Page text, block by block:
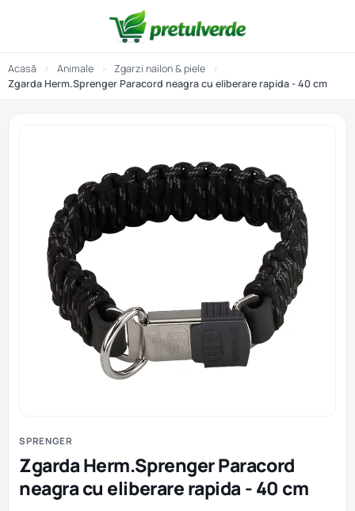
Acasă › Animale › Zgarzi nailon & piele
›
Zgarda Herm.Sprenger Paracord neagra cu eliberare rapida - 40 cm
SPRENGER
Zgarda Herm.Sprenger Paracord
neagra cu eliberare rapida - 40 cm